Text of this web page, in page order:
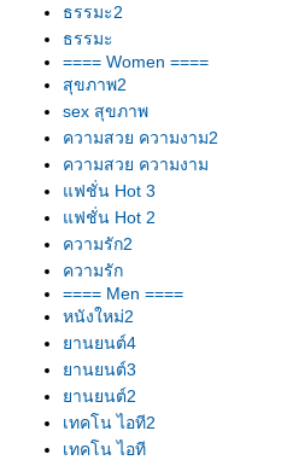
ธรรมะ2
ธรรมะ
==== Women ====
สุขภาพ2
sex สุขภาพ
ความสวย ความงาม2
ความสวย ความงาม
ฟชั่น Hot 3
ฟชั่น Hot 2
ความรัก2
ความรัก
==== Men ====
หนังใหม่2
านยนต์4
านยนต์3
านยนต์2
เทคโน ไอที2
เทคโน ไอที